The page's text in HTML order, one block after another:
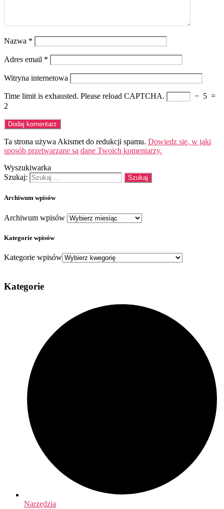
Nazwa *
Adres email *
Witryna internetowa
Time limit is exhausted. Please reload CAPTCHA. − 5 =
2
Ta strona używa Akismet do redukcji spamu. Dowiedz się, w jaki
sposób przetwarzane są dane Twoich komentarzy.
Wyszukiwarka
Szukaj:
Archiwum wpisów
Archiwum wpisów
Kategorie wpisów
Kategorie wpisów
Kategorie
Narzędzia